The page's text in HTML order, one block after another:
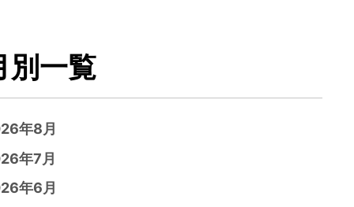
別一覧
年8月
年7月
年6月